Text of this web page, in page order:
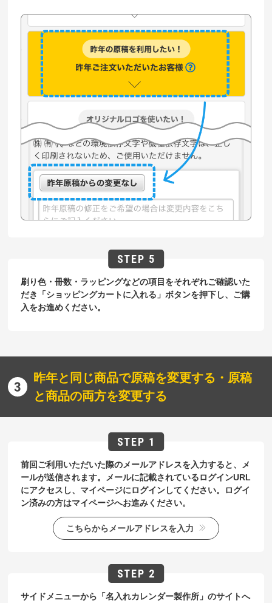
刷り色・冊数・ラッピングなどの項目をそれぞれご確認いた
だき「ショッピングカートに入れる」ボタンを押下し、ご購
入をお進めください。
昨年と同じ商品で原稿を変更する・原稿
と商品の両方を変更する
前回ご利用いただいた際のメールアドレスを入力すると、メ
ールが送信されます。メールに記載されているログインURL
にアクセスし、マイページにログインしてください。ログイ
ン済みの方はマイページへお進みください。
こちらからメールアドレスを入力
サイドメニューから「名入れカレンダー製作所」のサイトへ